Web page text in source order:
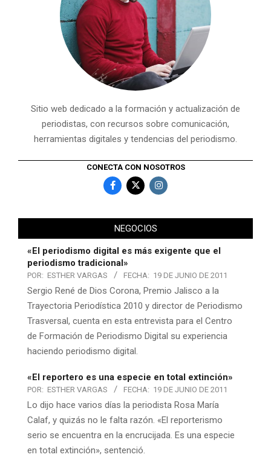
Sitio web dedicado a la formación y actualización de
periodistas, con recursos sobre comunicación,
herramientas digitales y tendencias del periodismo.
CONECTA CON NOSOTROS
NEGOCIOS
«El periodismo digital es más exigente que el
periodismo tradicional»
POR: ESTHER VARGAS FECHA: 19 DE JUNIO DE 2011
Sergio René de Dios Corona, Premio Jalisco a la
Trayectoria Periodística 2010 y director de Periodismo
Trasversal, cuenta en esta entrevista para el Centro
de Formación de Periodismo Digital su experiencia
haciendo periodismo digital.
«El reportero es una especie en total extinción»
POR: ESTHER VARGAS FECHA: 19 DE JUNIO DE 2011
Lo dijo hace varios días la periodista Rosa María
Calaf, y quizás no le falta razón. «El reporterismo
serio se encuentra en la encrucijada. Es una especie
en total extinción», sentenció.